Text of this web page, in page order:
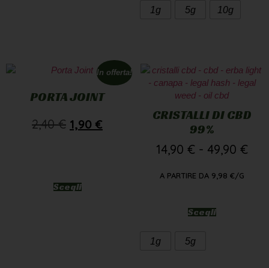
1g 5g 10g
In offerta!
PORTA JOINT
2,40€ 1,90 €
Scegli
CRISTALLI DI CBD
99%
14,90 € - 49,90 €
A PARTIRE DA 9,98 €/G
Scegli
1g 5g